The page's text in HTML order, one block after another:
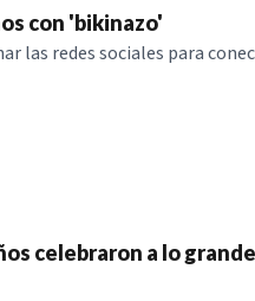
con 'bikinazo'
las redes sociales para
celebraron a lo